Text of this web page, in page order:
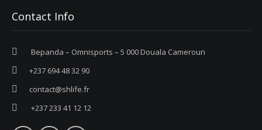
Contact Info
Bepanda – Omnisports – 5 000 Douala Cameroun
+237 694 48 32 90
contact@shlife.fr
+237 233 41 12 12